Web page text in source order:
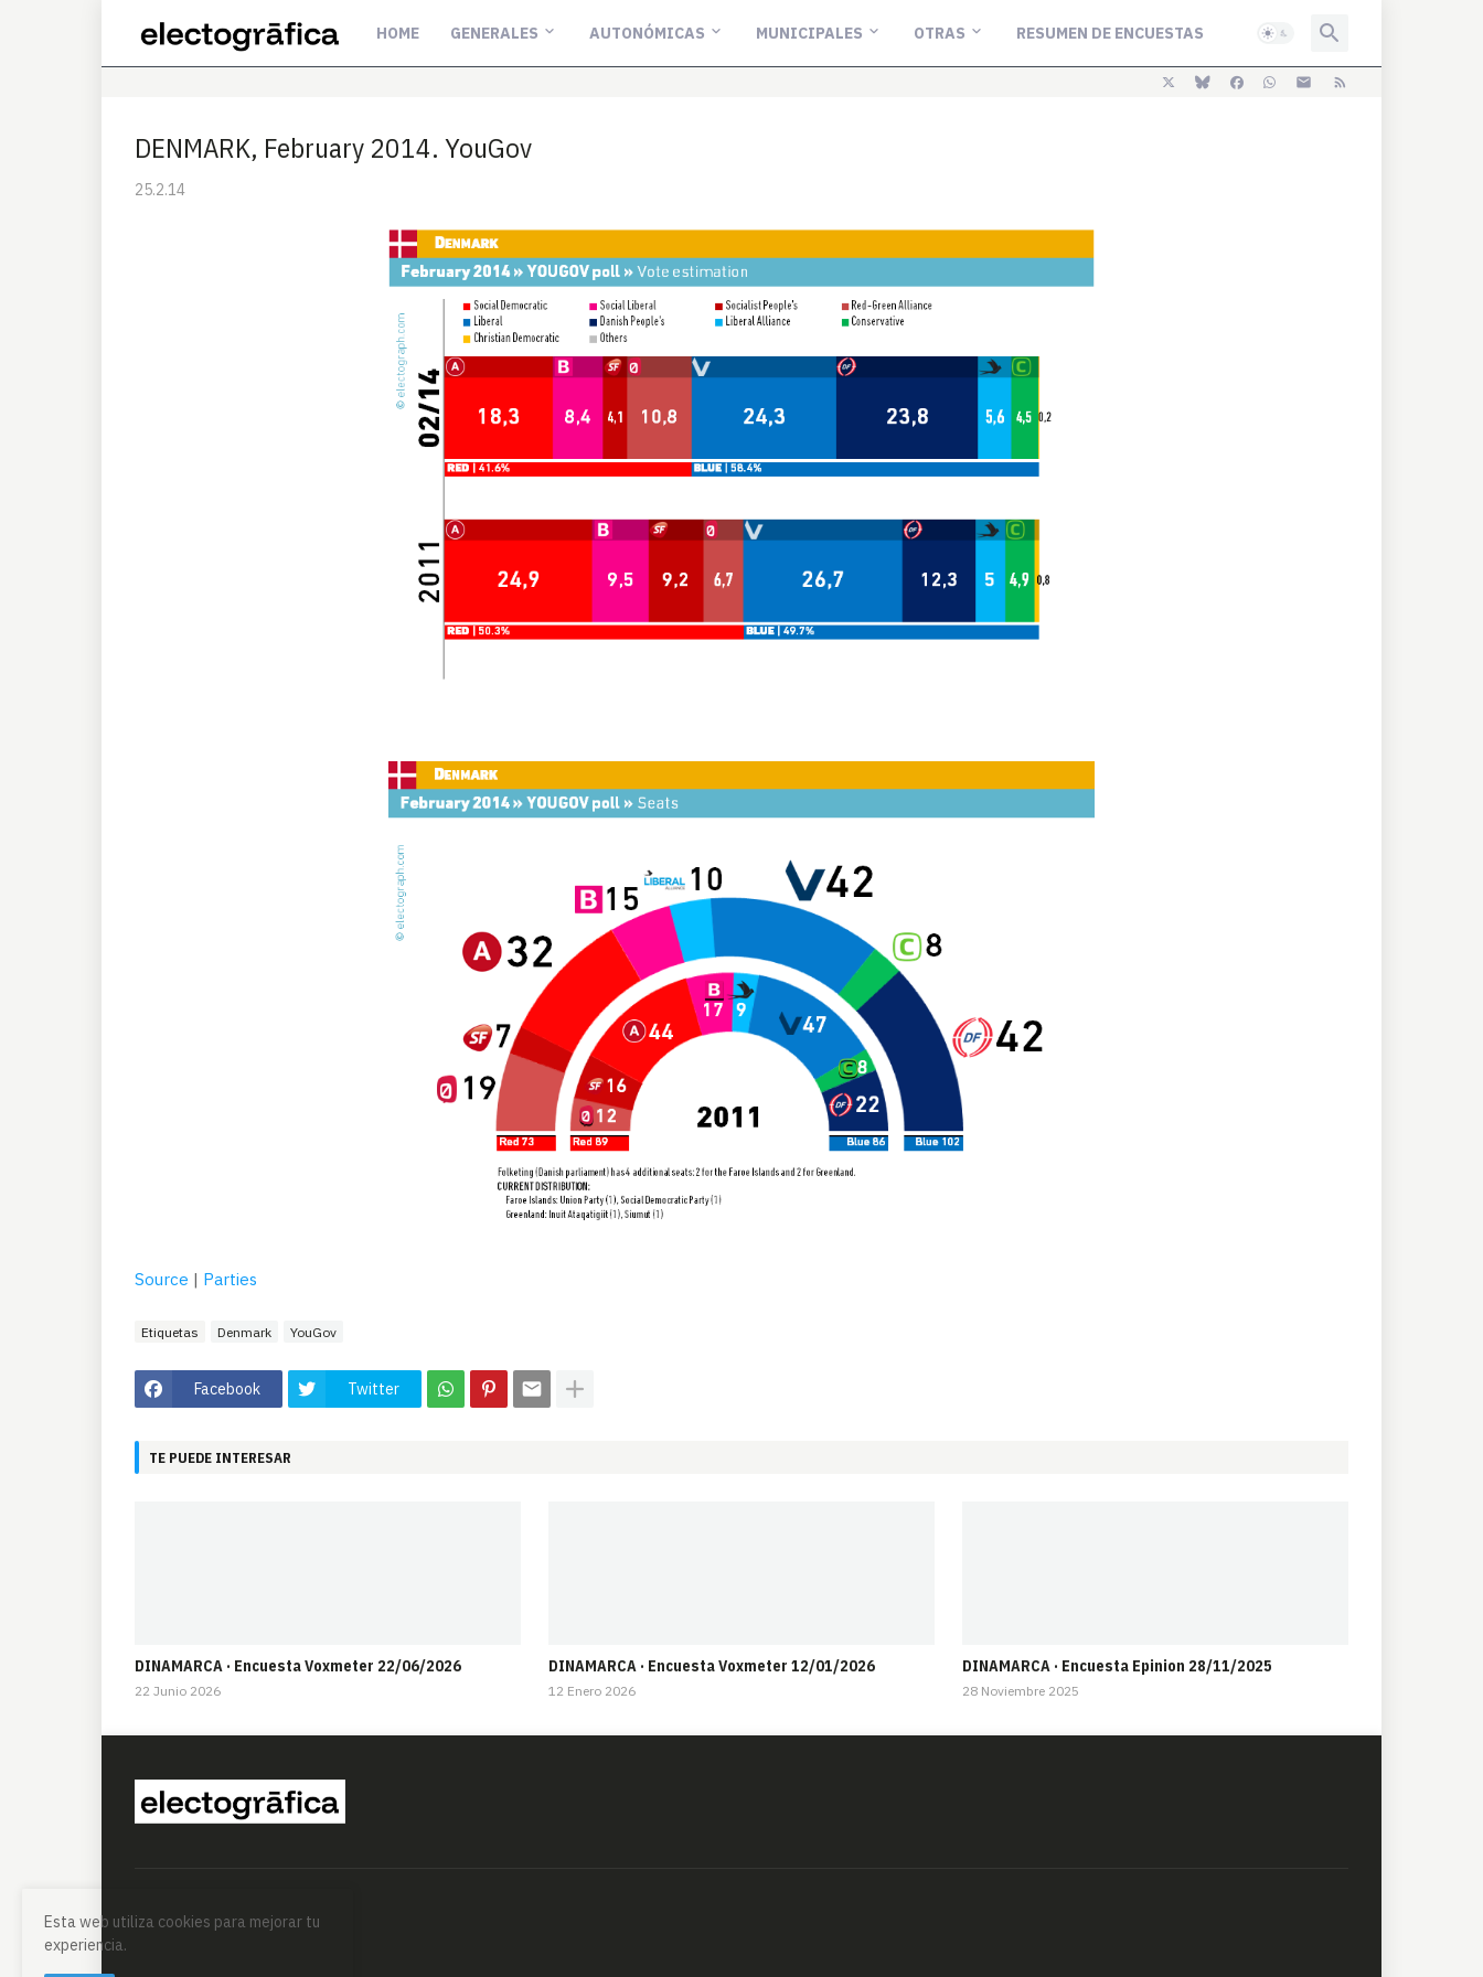
HOME GENERALES AUTONÓMICAS MUNICIPALES OTRAS RESUMEN DE ENCUESTAS
DENMARK, February 2014. YouGov
25.2.14
Source | Parties
Etiquetas Denmark YouGov
Facebook Twitter
TE PUEDE INTERESAR
DINAMARCA · Encuesta Voxmeter 22/06/2026
22 Junio 2026
DINAMARCA · Encuesta Voxmeter 12/01/2026
12 Enero 2026
DINAMARCA · Encuesta Epinion 28/11/2025
28 Noviembre 2025
Esta web utiliza cookies para mejorar tu
experiencia.